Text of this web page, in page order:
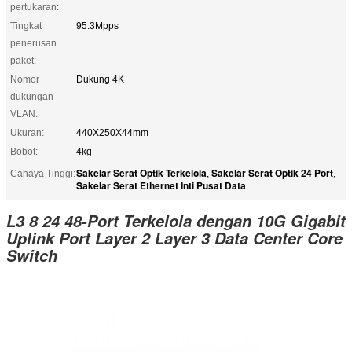
pertukaran:
Tingkat
penerusan
paket:
95.3Mpps
Nomor
dukungan
VLAN:
Dukung 4K
Ukuran:
440X250X44mm
Bobot:
4kg
Cahaya Tinggi:Sakelar Serat Optik Terkelola, Sakelar Serat Optik 24 Port,
Sakelar Serat Ethernet Inti Pusat Data
L3 8 24 48-Port Terkelola dengan 10G Gigabit
Uplink Port Layer 2 Layer 3 Data Center Core
Switch